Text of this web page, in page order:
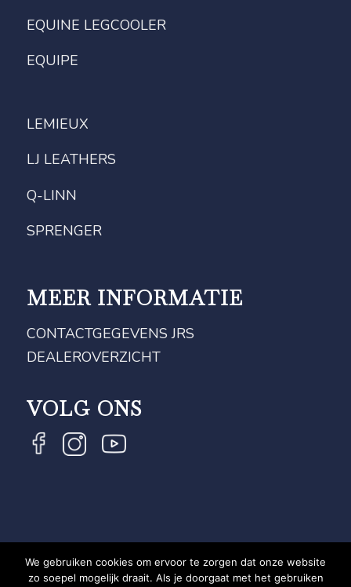
EQUINE LEGCOOLER
EQUIPE
LEMIEUX
LJ LEATHERS
Q-LINN
SPRENGER
MEER INFORMATIE
CONTACTGEGEVENS JRS
DEALEROVERZICHT
VOLG ONS
COPYRIGHT JRS - EQUESTRIAN BRAND EXPERT -
We gebruiken cookies om ervoor te zorgen dat onze website
zo soepel mogelijk draait. Als je doorgaat met het gebruiken